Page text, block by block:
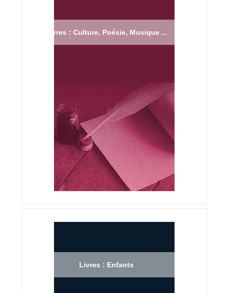
Livres : Culture, Poésie, Musique ...
Livres : Enfants